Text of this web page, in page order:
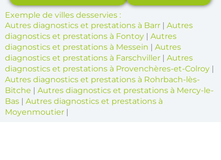
Exemple de villes desservies :
Autres diagnostics et prestations à Barr | Autres
diagnostics et prestations à Fontoy | Autres
diagnostics et prestations à Messein | Autres
diagnostics et prestations à Farschviller | Autres
diagnostics et prestations à Provenchères-et-Colroy |
Autres diagnostics et prestations à Rohrbach-lès-
Bitche | Autres diagnostics et prestations à Mercy-le-
Bas | Autres diagnostics et prestations à
Moyenmoutier |